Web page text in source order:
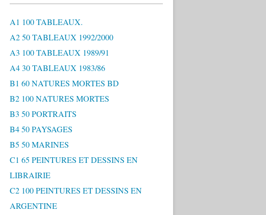
A1 100 TABLEAUX.
A2 50 TABLEAUX 1992/2000
A3 100 TABLEAUX 1989/91
A4 30 TABLEAUX 1983/86
B1 60 NATURES MORTES BD
B2 100 NATURES MORTES
B3 50 PORTRAITS
B4 50 PAYSAGES
B5 50 MARINES
C1 65 PEINTURES ET DESSINS EN
LIBRAIRIE
C2 100 PEINTURES ET DESSINS EN
ARGENTINE